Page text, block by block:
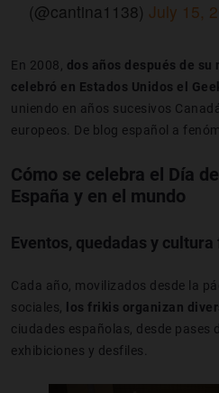
(@cantina1138) July 15,
En 2008, dos años después de su
celebró en Estados Unidos el
uniendo en años sucesivos
europeos. De blog español a
Cómo se celebra el Día
España y en el mundo
Eventos, quedadas y cultura
Cada año, movilizados desde la
sociales,
los frikis organizan
ciudades españolas, desde pases
exhibiciones y desfiles.